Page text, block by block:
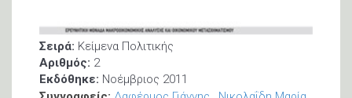
Σειρά: Κείμενα Πολιτικής
Αριθμός: 2
Εκδόθηκε: Νοέμβριος 2011